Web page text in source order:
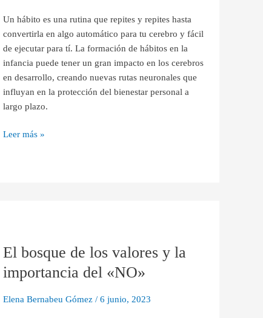
Un hábito es una rutina que repites y repites hasta
convertirla en algo automático para tu cerebro y fácil
de ejecutar para tí. La formación de hábitos en la
infancia puede tener un gran impacto en los cerebros
en desarrollo, creando nuevas rutas neuronales que
influyan en la protección del bienestar personal a
largo plazo.
saludables
Leer más »
El bosque de los valores y la
importancia del «NO»
Elena Bernabeu Gómez / 6 junio, 2023
de
valores